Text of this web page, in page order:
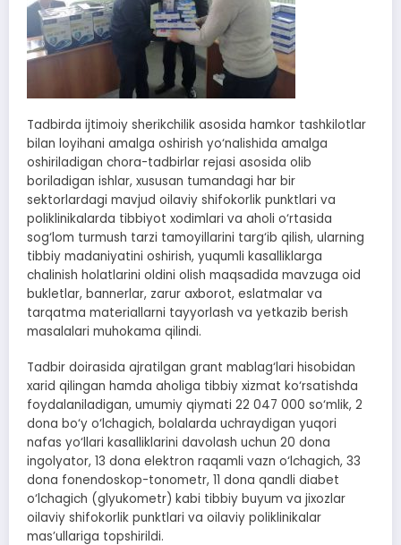
Tadbirda ijtimoiy sherikchilik asosida hamkor tashkilotlar
bilan loyihani amalga oshirish yo‘nalishida amalga
oshiriladigan chora-tadbirlar rejasi asosida olib
boriladigan ishlar, xususan tumandagi har bir
sektorlardagi mavjud oilaviy shifokorlik punktlari va
poliklinikalarda tibbiyot xodimlari va aholi o‘rtasida
sog‘lom turmush tarzi tamoyillarini targ‘ib qilish, ularning
tibbiy madaniyatini oshirish, yuqumli kasalliklarga
chalinish holatlarini oldini olish maqsadida mavzuga oid
bukletlar, bannerlar, zarur axborot, eslatmalar va
tarqatma materiallarni tayyorlash va yetkazib berish
masalalari muhokama qilindi.
Tadbir doirasida ajratilgan grant mablag‘lari hisobidan
xarid qilingan hamda aholiga tibbiy xizmat ko‘rsatishda
foydalaniladigan, umumiy qiymati 22 047 000 so‘mlik, 2
dona bo‘y o‘lchagich, bolalarda uchraydigan yuqori
nafas yo‘llari kasalliklarini davolash uchun 20 dona
ingolyator, 13 dona elektron raqamli vazn o‘lchagich, 33
dona fonendoskop-tonometr, 11 dona qandli diabet
o‘lchagich (glyukometr) kabi tibbiy buyum va jixozlar
oilaviy shifokorlik punktlari va oilaviy poliklinikalar
mas’ullariga topshirildi.